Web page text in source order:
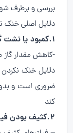
بررسی و برطرف
دلایل اصلی خنک
1.کمبود یا نشت گاز مبرد:
-کاهش مقدار گاز
دلایل خنک نکردن
ضروری است و
کند
2.کثیف بودن فیلترهای هوا: